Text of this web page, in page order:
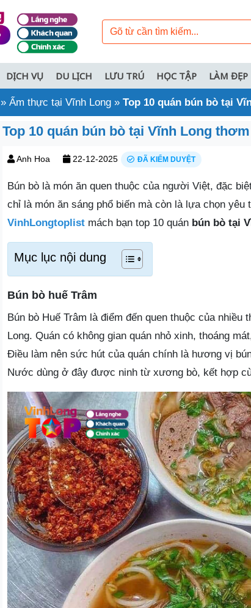
DỊCH VỤ DU LỊCH LƯU TRÚ HỌC TẬP LÀM ĐẸP
» Ẩm thực tại Vĩnh Long » Top 10 quán bún bò tại
Top 10 quán bún bò tại Vĩnh Long
Anh Hoa 22-12-2025 ĐÃ KIỂM DUYỆT
Bún bò là món ăn quen thuộc của người Việt, đặc
chỉ là món ăn sáng phổ biến mà còn là lựa chọn
VinhLongtoplist mách bạn top 10 quán bún bò tại
Mục lục nội dung
Bún bò huế Trâm
Bún bò Huế Trâm là điểm đến quen thuộc của
Long. Quán có không gian quán nhỏ xinh, thoáng
Điều làm nên sức hút của quán chính là hương vị
Nước dùng ở đây được ninh từ xương bò, kết hợp